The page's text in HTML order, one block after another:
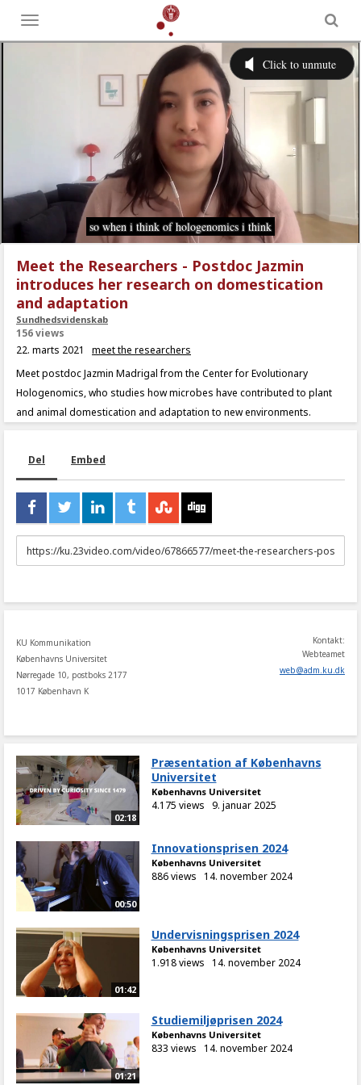
Toggle
menu
Meet the Researchers - Postdoc Jazmin
introduces her research on domestication
and adaptation
Sundhedsvidenskab
156 views
22. marts 2021
meet the researchers
Meet postdoc Jazmin Madrigal from the Center for Evolutionary
Hologenomics, who studies how microbes have contributed to plant
and animal domestication and adaptation to new environments.
Del Embed
URL
to
KU Kommunikation
Københavns Universitet
Nørregade 10, postboks 2177
1017 København K
Kontakt:
Webteamet
web@adm.ku.dk
02:18
Præsentation af Københavns
Universitet
Københavns Universitet
4.175 views 9. januar 2025
00:50
Innovationsprisen 2024
Københavns Universitet
886 views 14. november 2024
01:42
Undervisningsprisen 2024
Københavns Universitet
1.918 views 14. november 2024
01:21
Studiemiljøprisen 2024
Københavns Universitet
833 views 14. november 2024